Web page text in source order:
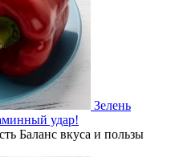
Зелень
удар!
Баланс вкуса и пользы